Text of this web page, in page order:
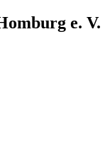
e. V.